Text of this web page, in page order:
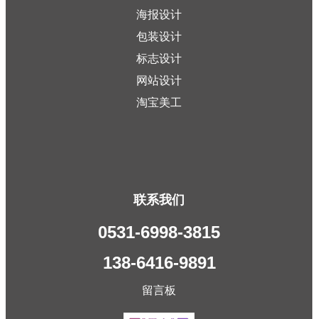
海报设计
包装设计
标志设计
网站设计
淘宝美工
联系我们
0531-6998-3815
138-6416-9891
留言板